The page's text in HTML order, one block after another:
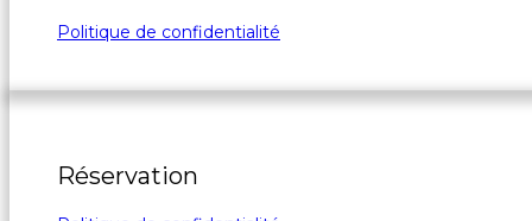
Politique de confidentialité
Réservation